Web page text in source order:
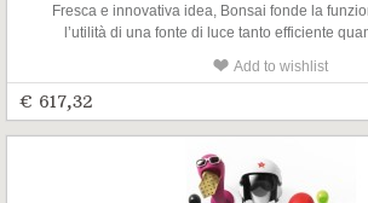
Fresca e innovativa idea, Bonsai fonde la
l’utilità di una fonte di luce tanto efficiente
assolutamente originale, ben si presta ad essere
Add to wishlist
€ 617,32